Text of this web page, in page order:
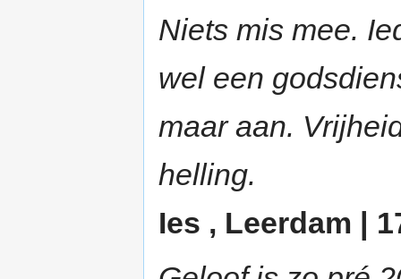
Niets mis mee.
wel een
maar aan.
helling.
Ies , Leerdam |